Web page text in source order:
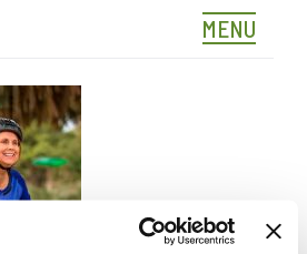
MENU